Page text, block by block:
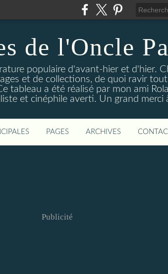
de l'Oncle
populaire d'avant-hier et d'hier.
et de collections, de quoi ravir
tableau a été réalisé par mon ami
et cinéphile averti. Un grand merci
PAGES ARCHIVES
Publicité